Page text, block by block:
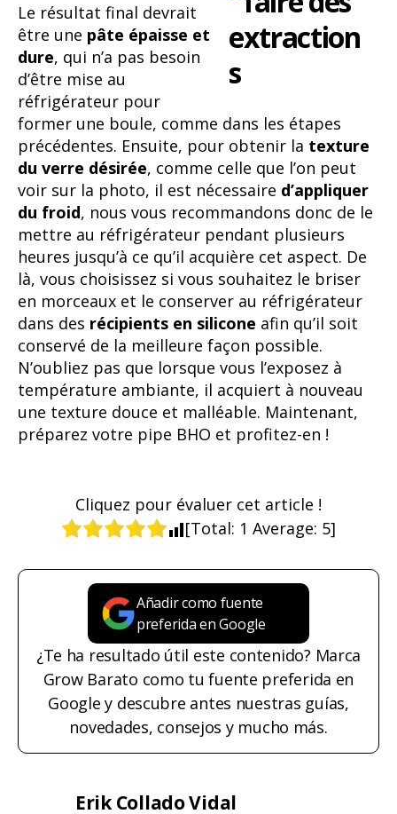
Le résultat final devrait
être une pâte épaisse et
dure, qui n’a pas besoin
d’être mise au
réfrigérateur pour
former une boule, comme dans les étapes
précédentes. Ensuite, pour obtenir la texture
du verre désirée, comme celle que l’on peut
voir sur la photo, il est nécessaire d’appliquer
du froid, nous vous recommandons donc de le
mettre au réfrigérateur pendant plusieurs
heures jusqu’à ce qu’il acquière cet aspect. De
là, vous choisissez si vous souhaitez le briser
en morceaux et le conserver au réfrigérateur
dans des récipients en silicone afin qu’il soit
conservé de la meilleure façon possible.
N’oubliez pas que lorsque vous l’exposez à
température ambiante, il acquiert à nouveau
une texture douce et malléable. Maintenant,
préparez votre pipe BHO et profitez-en !
Cliquez pour évaluer cet article !
[Total: 1 Average: 5]
Añadir como fuente
preferida en Google
¿Te ha resultado útil este contenido? Marca
Grow Barato como tu fuente preferida en
Google y descubre antes nuestras guías,
novedades, consejos y mucho más.
Erik Collado Vidal